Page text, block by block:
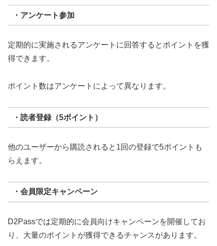
・アンケート参加
定期的に実施されるアンケートに回答するとポイントを獲
得できます。
ポイント数はアンケートによって異なります。
・読者登録（5ポイント）
他のユーザーから購読されると1回の登録で5ポイントも
らえます。
・会員限定キャンペーン
D2Passでは定期的に会員向けキャンペーンを開催してお
り、大量のポイントが獲得できるチャンスがあります。